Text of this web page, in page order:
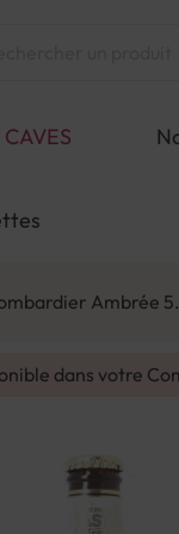
Ambrée
dans votre